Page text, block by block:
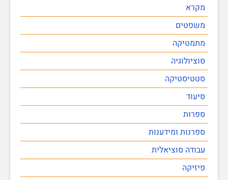
מקרא
משפטים
מתמטיקה
סוציולוגיה
סטטיסטיקה
סיעוד
ספרות
ספרנות ומידענות
עבודה סוציאלית
פיזיקה